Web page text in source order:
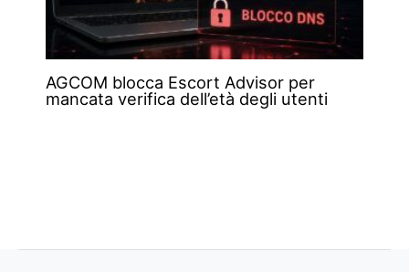
AGCOM blocca Escort Advisor per
mancata verifica dell’età degli utenti